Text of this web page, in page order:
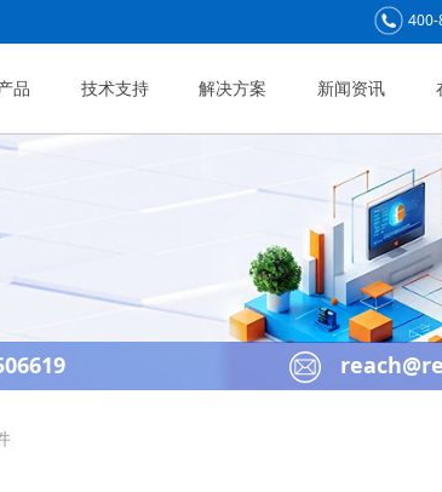
品 技术支持 解决方案 新闻资讯